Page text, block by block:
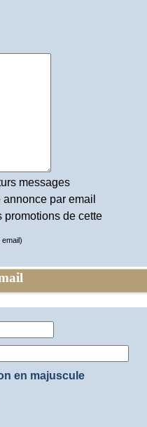
messages
par email
promotions de cette
en majuscule